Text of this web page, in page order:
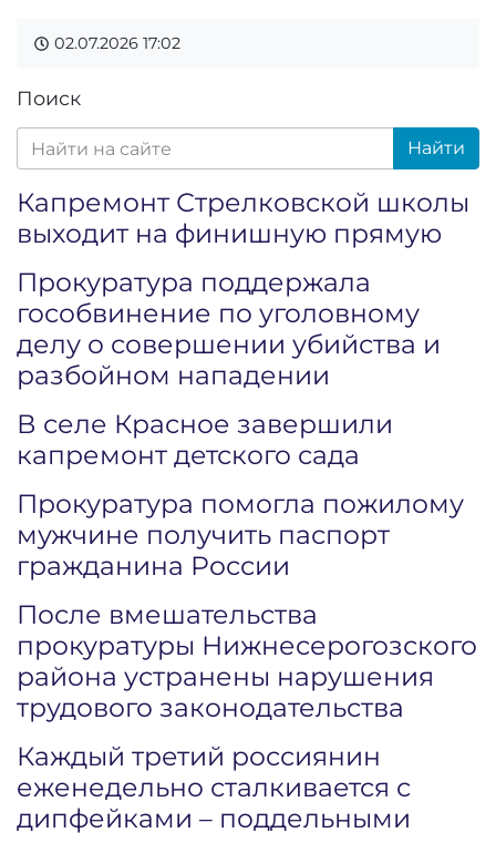
02.07.2026 17:02
Поиск
Найти
Капремонт Стрелковской школы
выходит на финишную прямую
Прокуратура поддержала
гособвинение по уголовному
делу о совершении убийства и
разбойном нападении
В селе Красное завершили
капремонт детского сада
Прокуратура помогла пожилому
мужчине получить паспорт
гражданина России
После вмешательства
прокуратуры Нижнесерогозского
района устранены нарушения
трудового законодательства
Каждый третий россиянин
еженедельно сталкивается с
дипфейками – поддельными